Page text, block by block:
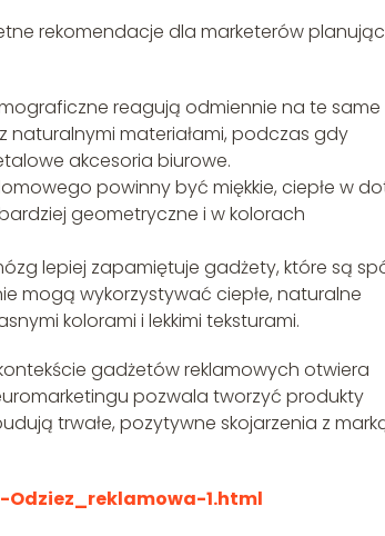
rekomendacje dla marketerów
reagują odmiennie na te same
naturalnymi materiałami, podczas gdy
akcesoria biurowe.
powinny być miękkie, ciepłe w
geometryczne i w kolorach
lepiej zapamiętuje gadżety, które są
mogą wykorzystywać ciepłe, naturalne
kolorami i lekkimi teksturami.
gadżetów reklamowych otwiera
pozwala tworzyć produkty
trwałe, pozytywne skojarzenia z
1.html